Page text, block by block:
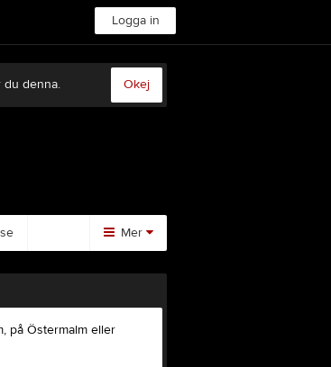
Logga in
du denna. Okej
Mer
på Östermalm eller